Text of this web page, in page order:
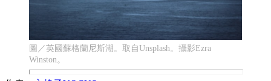
圖／英國蘇格蘭尼斯湖。取自Unsplash。攝影Ezra
Winston。